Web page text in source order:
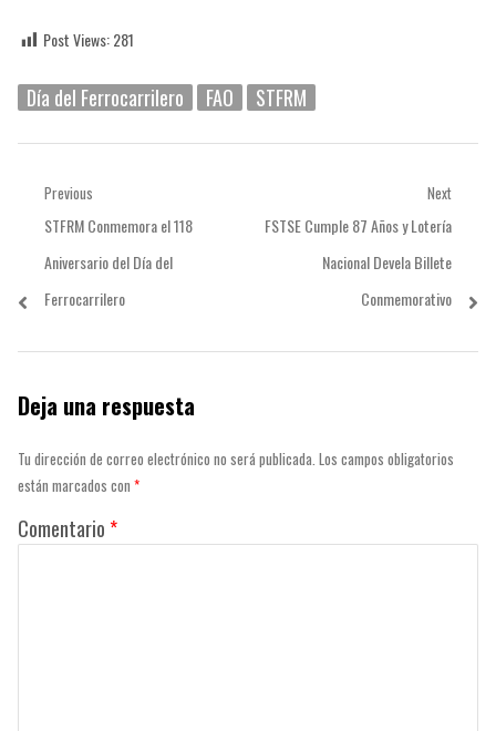
Post Views: 281
Día del Ferrocarrilero FAO STFRM
Navegación
entradas
Previous
Previous
post:
STFRM Conmemora el 118
Aniversario del Día del
Ferrocarrilero
Next
Next
FSTSE Cumple 87 Años y Lotería
Nacional Devela Billete
Conmemorativo
Deja una respuesta
Tu dirección de correo electrónico no será publicada. Los campos obligatorios
están marcados con *
Comentario *